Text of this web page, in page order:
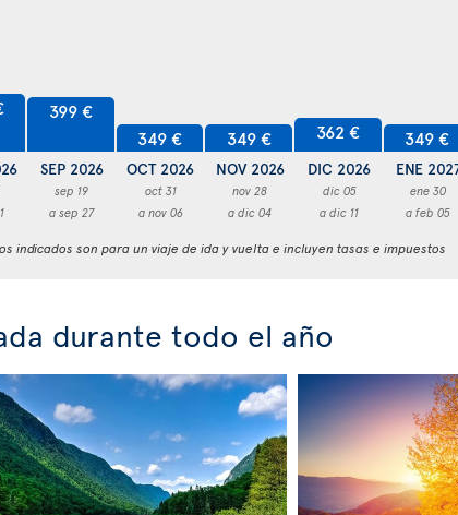
399 €
SEP 2026
sep 19
a sep 27
349 €
OCT 2026
oct 31
a nov 06
349 €
NOV 2026
nov 28
a dic 04
362 €
DIC 2026
dic 05
a dic 11
349 €
ENE
ene 30
a feb 05
indicados son para un viaje de ida y vuelta e incluyen tasas e impuestos
durante todo el año